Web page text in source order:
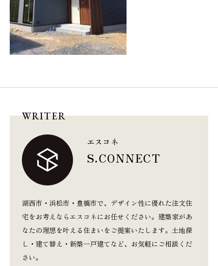
WRITER
エスコネ
S.CONNECT
湖西市・浜松市・豊橋市で、デザイン性に優れた注文住
宅をお考えならエスコネにお任せください。建築家があ
なたの理想を叶える住まいをご提案いたします。土地探
し・建て替え・新築一戸建てなど、お気軽にご相談くだ
さい。